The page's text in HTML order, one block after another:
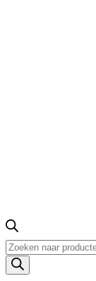
Producten
zoeken